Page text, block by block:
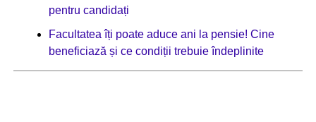
pentru candidați
Facultatea îți poate aduce ani la pensie! Cine
beneficiază și ce condiții trebuie îndeplinite